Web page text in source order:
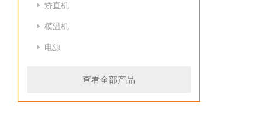
矫直机
模温机
电源
查看全部产品